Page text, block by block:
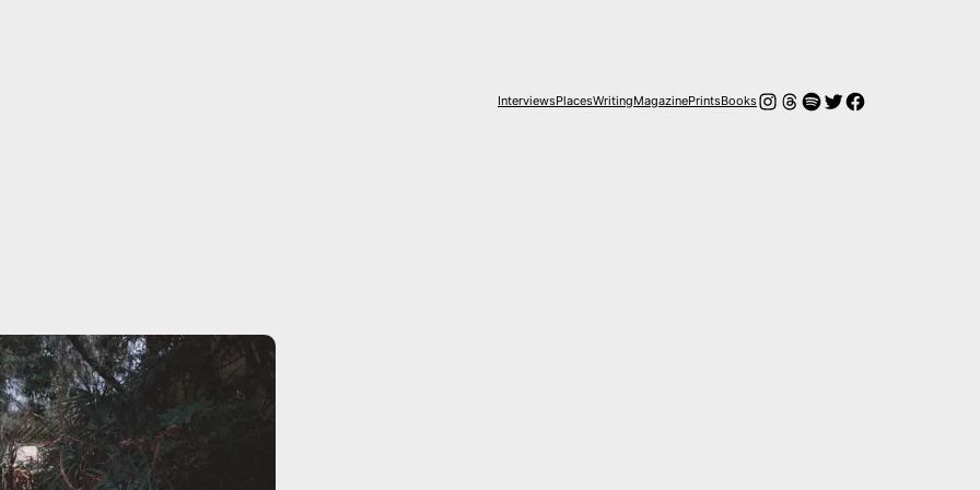
InterviewsPlacesWritingMagazinePrintsBooksInstagram
Threads
Spotify
Twitter
Facebook